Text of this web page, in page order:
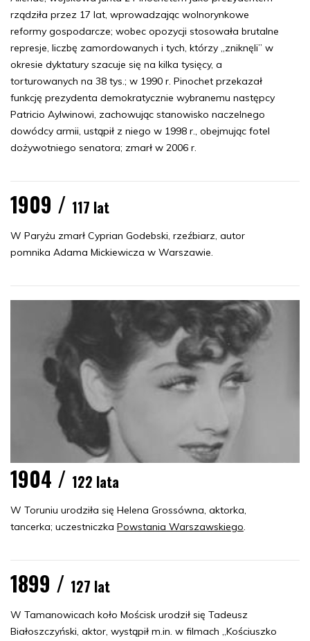
rządziła przez 17 lat, wprowadzając wolnorynkowe
reformy gospodarcze; wobec opozycji stosowała brutalne
represje, liczbę zamordowanych i tych, którzy „zniknęli” w
okresie dyktatury szacuje się na kilka tysięcy, a
torturowanych na 38 tys.; w 1990 r. Pinochet przekazał
funkcję prezydenta demokratycznie wybranemu następcy
Patricio Aylwinowi, zachowując stanowisko naczelnego
dowódcy armii, ustąpił z niego w 1998 r., obejmując fotel
dożywotniego senatora; zmarł w 2006 r.
1909 / 117 lat
W Paryżu zmarł Cyprian Godebski, rzeźbiarz, autor
pomnika Adama Mickiewicza w Warszawie.
1904 / 122 lata
W Toruniu urodziła się Helena Grossówna, aktorka,
tancerka; uczestniczka Powstania Warszawskiego.
1899 / 127 lat
W Tamanowicach koło Mościsk urodził się Tadeusz
Białoszczyński, aktor, wystąpił m.in. w filmach „Kościuszko